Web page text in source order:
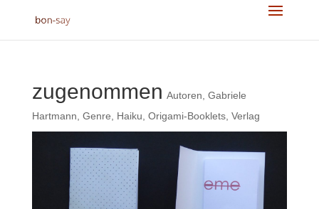
zugenommen Autoren Gabriele
Hartmann Genre Haiku Origami-Booklets, Verlag